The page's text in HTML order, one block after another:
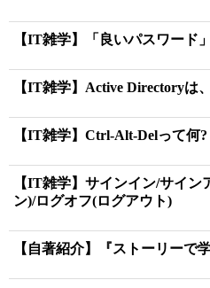
【IT雑学】「良いパスワード
【IT雑学】Active Directoryは
【IT雑学】Ctrl-Alt-Delって何?
【IT雑学】サインイン/サイン
ン)/ログオフ(ログアウト)
【自著紹介】『ストーリーで